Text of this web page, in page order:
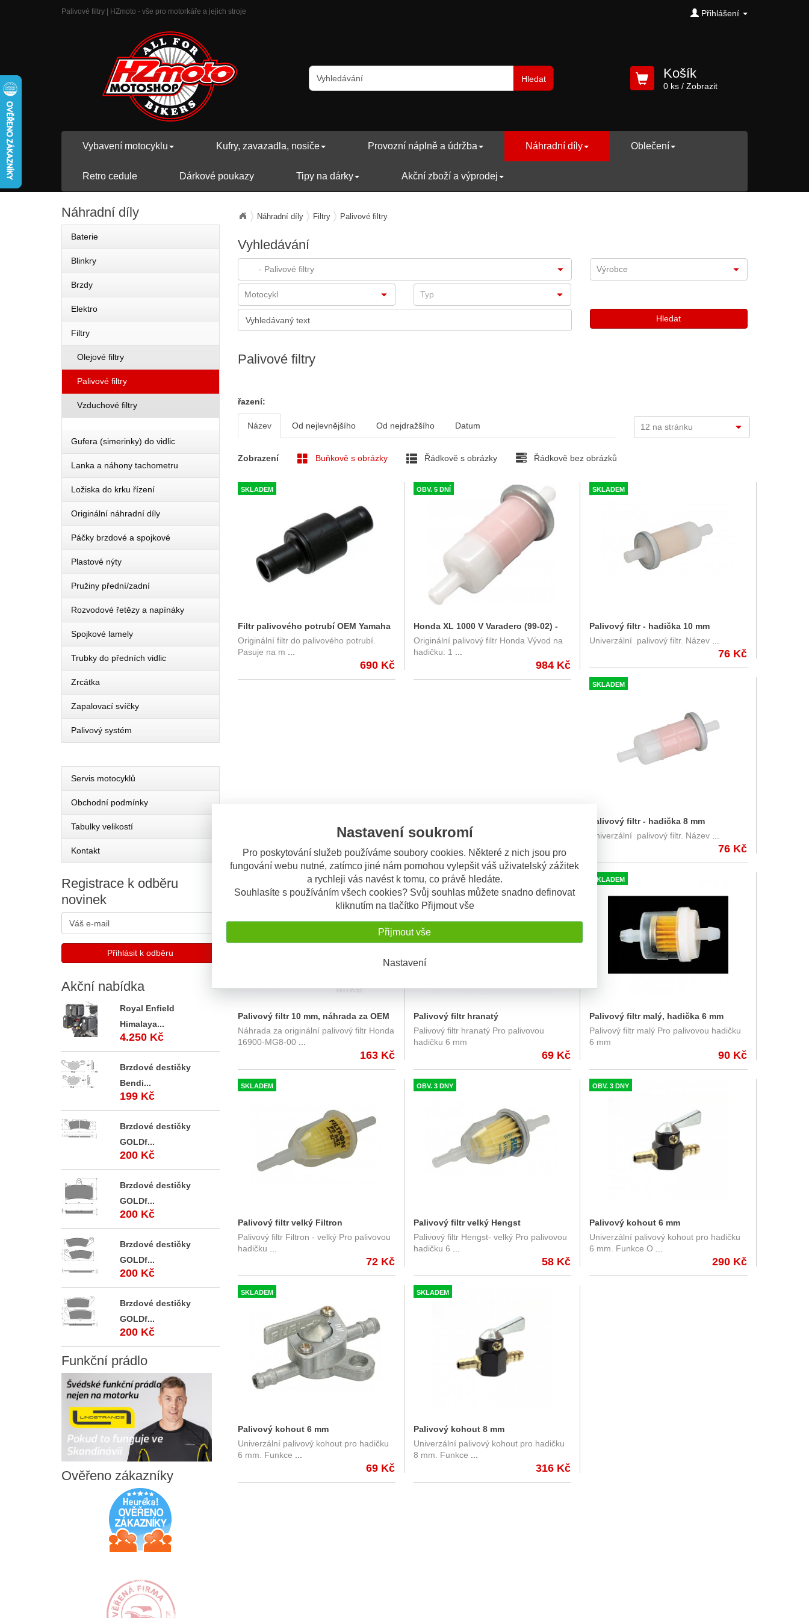
Nastavení soukromí
Pro poskytování služeb používáme soubory cookies. Některé z nich jsou pro
fungování webu nutné, zatímco jiné nám pomohou vylepšit váš uživatelský zážitek
a rychleji vás navést k tomu, co právě hledáte.
Souhlasíte s používáním všech cookies? Svůj souhlas můžete snadno definovat
kliknutím na tlačítko Přijmout vše
Přijmout vše
Nastavení
Palivové filtry | HZmoto - vše pro motorkáře a jejich stroje Přihlášení
Hledat Košík
0 ks/ Zobrazit
Vybavení motocyklu Kufry, zavazadla, nosiče Provozní náplně a údržba Náhradní díly Oblečení
Retro cedule Dárkové poukazy Tipy na dárky Akční zboží a výprodej
Náhradní díly Filtry Palivové filtry
Vyhledávání
Palivové filtry
řazení:
Název Od nejlevnějšího Od nejdražšího Datum
Zobrazení Buňkově s obrázky Řádkově s obrázky Řádkově bez obrázků
SKLADEM
Filtr palivového potrubí OEM Yamaha
XJR 1200/1300 (95-06) 5EA-24560-00
Originální filtr do palivového potrubí.
Pasuje na m
690 Kč
OBV. 5 DNÍ
Honda XL 1000 V Varadero (99-02) -
OEM palivový filtr 16900-MG8-003
Originální palivový filtr Honda Vývod na
hadičku: 1
984 Kč
SKLADEM
Palivový filtr - hadička 10 mm
Univerzální palivový filtr. Název
76 Kč
SKLADEM
Palivový filtr - hadička 8 mm
Univerzální palivový filtr. Název
76 Kč
Palivový filtr 10 mm, náhrada za OEM
Honda 16900-MG8-003
Náhrada za originální palivový filtr Honda
16900-MG8-00...
163 Kč
SKLADEM
Palivový filtr hranatý
Palivový filtr hranatý Pro palivovou
hadičku 6 mm
69 Kč
SKLADEM
Palivový filtr malý, hadička 6 mm
Palivový filtr malý Pro palivovou hadičku
6 mm
90 Kč
SKLADEM
Palivový filtr velký Filtron
Palivový filtr Filtron - velký Pro palivovou
hadičku
72 Kč
OBV. 3 DNY
Palivový filtr velký Hengst
Palivový filtr Hengst- velký Pro palivovou
hadičku 6
58 Kč
OBV. 3 DNY
Palivový kohout 6 mm
Univerzální palivový kohout pro hadičku
6 mm. Funkce O
290 Kč
SKLADEM
Palivový kohout 6 mm
Univerzální palivový kohout pro hadičku
6 mm. Funkce
69 Kč
SKLADEM
Palivový kohout 8 mm
Univerzální palivový kohout pro hadičku
8 mm. Funkce
316 Kč
Náhradní díly
Baterie
Blinkry
Brzdy
Elektro
Filtry
Olejové filtry
Palivové filtry
Vzduchové filtry
Gufera (simerinky) do vidlic
Lanka a náhony tachometru
Ložiska do krku řízení
Originální náhradní díly
Páčky brzdové a spojkové
Plastové nýty
Pružiny přední/zadní
Rozvodové řetězy a napínáky
Spojkové lamely
Trubky do předních vidlic
Zrcátka
Zapalovací svíčky
Palivový systém
Servis motocyklů
Obchodní podmínky
Tabulky velikostí
Kontakt
Registrace k odběru
novinek
Akční nabídka
Royal Enfield
Himalaya...
4.250 Kč
Brzdové destičky
Bendi...
199 Kč
Brzdové destičky
GOLDf...
200 Kč
Brzdové destičky
GOLDf...
200 Kč
Brzdové destičky
GOLDf...
200 Kč
Brzdové destičky
GOLDf...
200 Kč
Funkční prádlo
Ověřeno zákazníky